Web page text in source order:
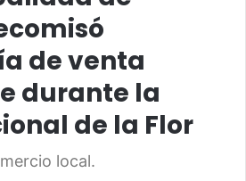
de venta
durante la
de la Flor
local.